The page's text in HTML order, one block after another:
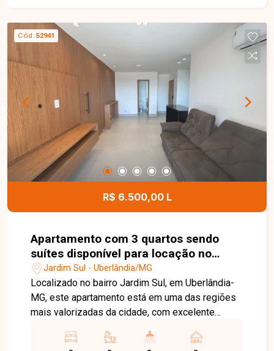
metros de profundidade, oferecendo ótima
configuração para a construção de um projeto
residencial moderno e funcional. Uma excelente
oportunidade para investir ou construir o imóvel
dos seus sonhos em uma das regiões que mais
se valorizam em Uberlândia. Entre em contato e
agende sua visita!
Cód. 52941
R$ 6.500,00 L
Apartamento com 3 quartos sendo
suítes disponível para locação no
bairro Jardim Sul em Uberlândia - MG
Jardim Sul - Uberlândia/MG
Localizado no bairro Jardim Sul, em Uberlândia-
MG, este apartamento está em uma das regiões
mais valorizadas da cidade, com excelente
proximidade com supermercados, escolas,